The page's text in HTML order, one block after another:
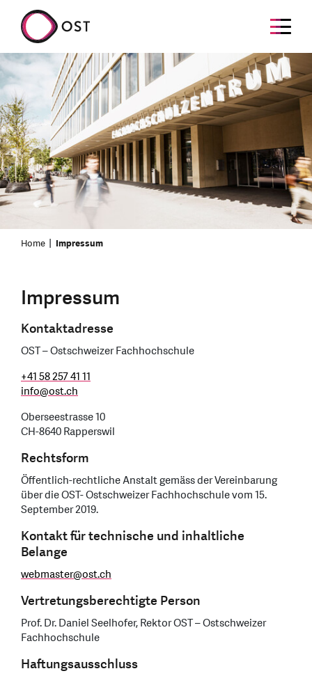
Home Impressum
Impressum
Kontaktadresse
OST – Ostschweizer Fachhochschule
+41 58 257 41 11
info@ost.ch
Oberseestrasse 10
CH-8640 Rapperswil
Rechtsform
Öffentlich-rechtliche Anstalt gemäss der Vereinbarung
über die OST- Ostschweizer Fachhochschule vom 15.
September 2019.
Kontakt für technische und inhaltliche
Belange
webmaster@ost.ch
Vertretungsberechtigte Person
Prof. Dr. Daniel Seelhofer, Rektor OST – Ostschweizer
Fachhochschule
Haftungsausschluss